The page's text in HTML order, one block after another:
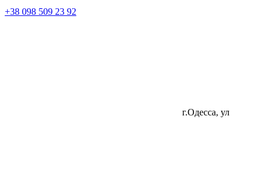
+38 098 509 23 92
г.Одесса, ул